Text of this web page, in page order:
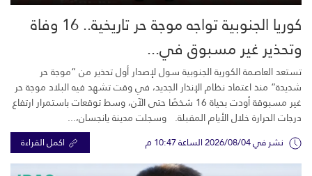
كوريا الجنوبية تواجه موجة حر تاريخية.. 16 وفاة
وتحذير غير مسبوق في...
تستعد العاصمة الكورية الجنوبية سول لإصدار أول تحذير من “موجة حر
شديدة” منذ اعتماد نظام الإنذار الجديد، في وقت تشهد فيه البلاد موجة حر
غير مسبوقة أودت بحياة 16 شخصًا حتى الآن، وسط توقعات باستمرار ارتفاع
درجات الحرارة خلال الأيام المقبلة. وسجلت مدينة يانجسان،...
نشر في 2026/08/04 الساعة 10:47 م اكمل القراءة